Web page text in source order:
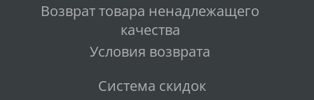
Возврат товара ненадлежащего
качества
Условия возврата
Система скидок